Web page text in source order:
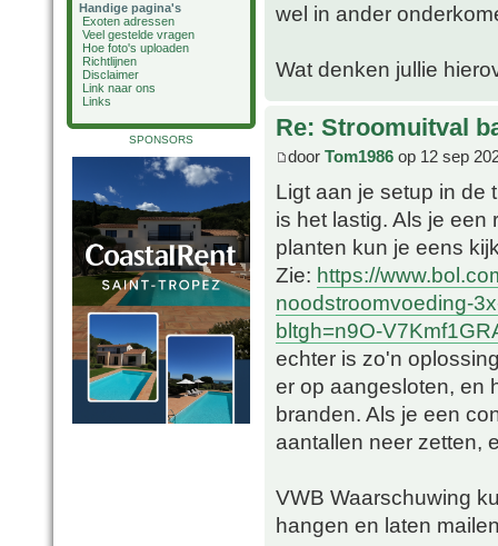
Handige pagina's
Exoten adressen
Veel gestelde vragen
Hoe foto's uploaden
Richtlijnen
Disclaimer
Link naar ons
Links
SPONSORS
wel in ander
Wat denken jullie
Re: Stroomuitval
door Tom1986 op 12 sep
Ligt aan je setup in de
is het lastig. Als je een
planten kun je eens
Zie: https://
noodstroomvoeding-
bltgh=n9O-
echter is zo'n
er op aangesloten, en
branden. Als je een
aantallen neer zetten,
VWB Waarschuwing
hangen en laten